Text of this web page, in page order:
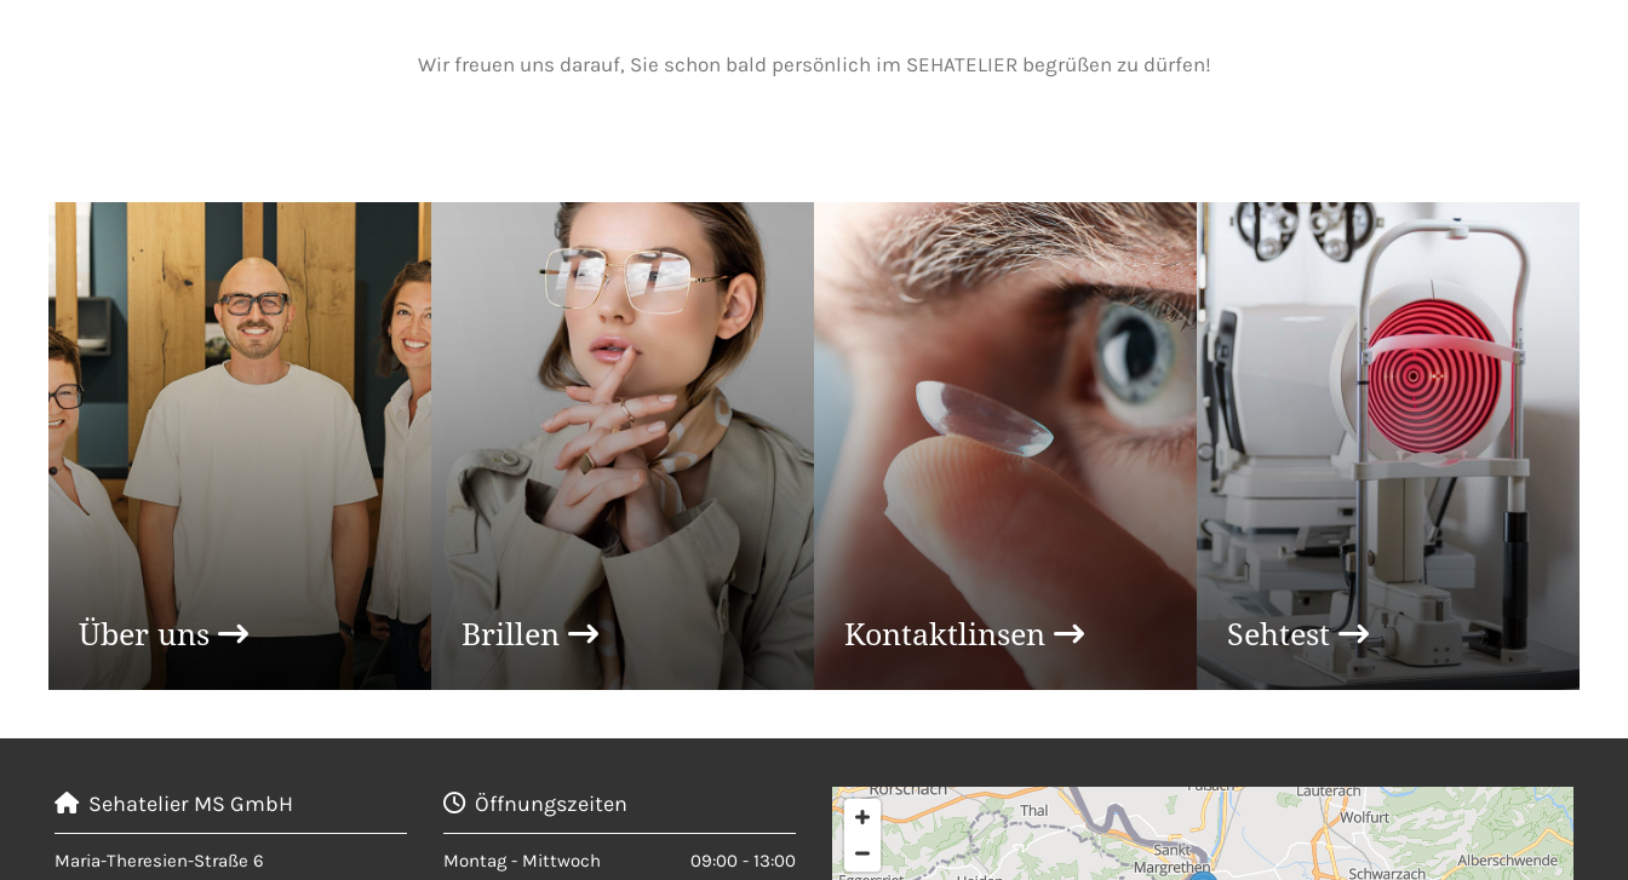
Wir freuen uns darauf, Sie schon bald persönlich im SEHATELIER begrüßen zu dürfen!
Über uns  Brillen  Kontaktlinsen  Sehtest 
 Sehatelier MS GmbH
Maria-Theresien-Straße 6
Öffnungszeiten
Montag - Mittwoch
09:00 - 13:00